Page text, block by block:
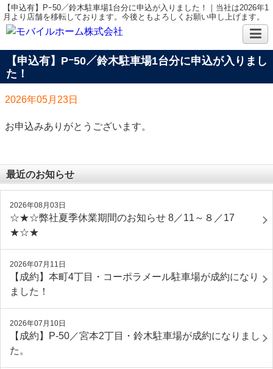
【申込有】Pｰ50／鈴木駐車場1台分に申込が入りました！｜当社は2026年1
月より店舗を移転しております。今後ともよろしくお願い申し上げます。
【申込有】Pｰ50／鈴木駐車場1台分に申込が入りまし
た！
2026年05月23日
お申込みありがとうございます。
最近のお知らせ
2026年08月03日
☆★☆弊社夏季休業期間のお知らせ 8／11～８／17
★☆★
2026年07月11日
【成約】本町4丁目・コーポラメール駐車場が成約になり
ました！
2026年07月10日
【成約】P‐50／宮本2丁目・鈴木駐車場が成約になりまし
た。